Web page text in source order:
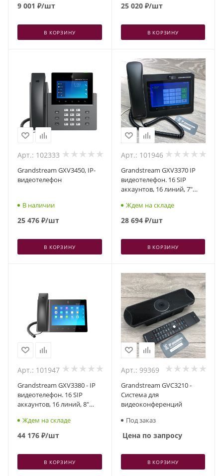
9 001 ₽/шт
В КОРЗИНУ
25 020₽/шт
В КОРЗИНУ
Арт.: 102333
Grandstream GXV3450, IP-
видеотелефон
В наличии
25 476 ₽/шт
В КОРЗИНУ
Арт.: 101946
Grandstream GXV3370 IP
видеотелефон. 16 SIP
аккаунтов, 16 линий, 7"
экран, PoE, (1GbE)Gigabit
Ethernet, Wi-Fi, Bluetooth
Ждем на складе
28 694₽/шт
В КОРЗИНУ
Арт.: 101947
Grandstream GXV3380 - IP
видеотелефон. 16 SIP
аккаунтов, 16 линий, 8"
экран, PoE, (1GbE)Gigabit
Ethernet, Wi-Fi, Bluetooth
Ждем на складе
44 176 ₽/шт
В КОРЗИНУ
Арт.: 99369
Grandstream GVC3210 -
Система для
видеоконференций
Под заказ
Цена по запросу
В КОРЗИНУ